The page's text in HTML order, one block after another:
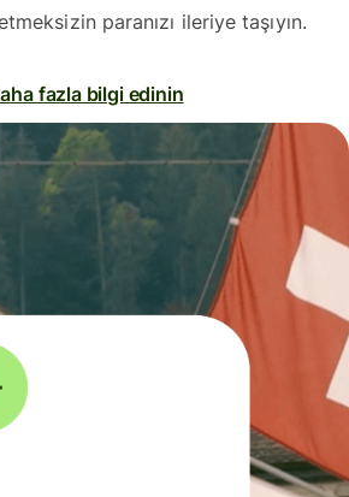
paranızı ileriye taşıyın.
fazla bilgi edinin